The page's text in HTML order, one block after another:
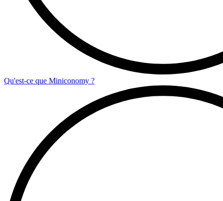
Qu'est-ce que Miniconomy ?